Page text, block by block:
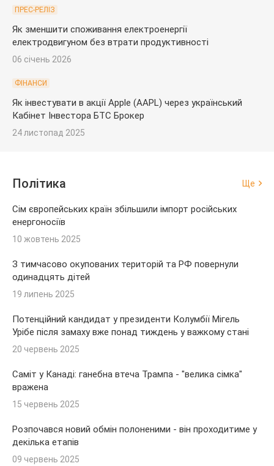
ПРЕС-РЕЛІЗ
Як зменшити споживання електроенергії
електродвигуном без втрати продуктивності
06 січень 2026
ФІНАНСИ
Як інвестувати в акції Apple (AAPL) через український
Кабінет Інвестора БТС Брокер
24 листопад 2025
Політика Ще
Сім європейських країн збільшили імпорт російських
енергоносіїв
10 жовтень 2025
З тимчасово окупованих територій та РФ повернули
одинадцять дітей
19 липень 2025
Потенційний кандидат у президенти Колумбії Мігель
Урібе після замаху вже понад тиждень у важкому стані
20 червень 2025
Саміт у Канаді: ганебна втеча Трампа - "велика сімка"
вражена
15 червень 2025
Розпочався новий обмін полоненими - він проходитиме у
декілька етапів
09 червень 2025